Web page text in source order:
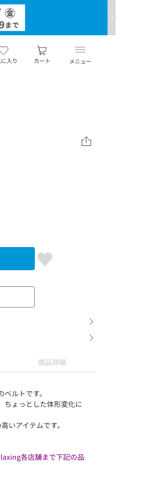
メニュー
入り カート
商品詳細
ルトです。
ちょっとした体形変化に
いアイテムです。
各店舗まで下記の品